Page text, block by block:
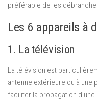
préférable de les
Les 6 appareils à
1. La télévision
La télévision est
antenne extérieure ou à une
faciliter la propagation d’une